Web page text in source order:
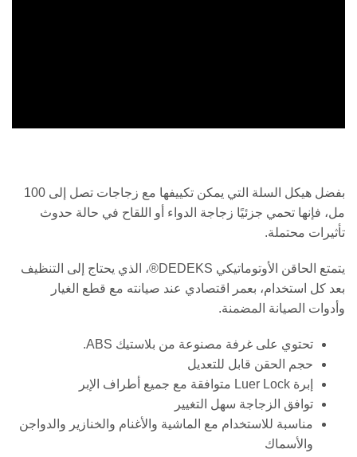
بفضل هيكل السلة التي يمكن تكييفها مع زجاجات تصل إلى 100
مل، فإنها تحمي جزئيًا زجاجة الدواء أو اللقاح في حالة حدوث
تأثيرات محتملة.
يتمتع الحاقن الأوتوماتيكي DEDEKS®، الذي يحتاج إلى التنظيف
بعد كل استخدام، بعمر اقتصادي عند صيانته مع قطع الغيار
وأدوات الصيانة المضمنة.
تحتوي على غرفة مصنوعة من بلاستيك ABS.
حجم الحقن قابل للتعديل
إبرة Luer Lock متوافقة مع جميع أطراف الإبر
توافق الزجاجة سهل التغيير
مناسبة للاستخدام مع الماشية والأغنام والخنازير والدواجن
والأسماك